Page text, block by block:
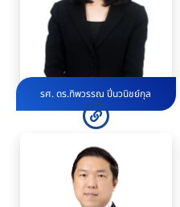
รศ. ดร.ทิพวรรณ ปิ่นวนิชย์กุล